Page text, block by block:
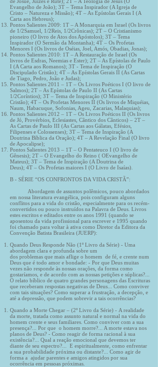
Evangelho de João); 3T – Tema Inspirador (A Igreja de
Cristo – Natureza e Missão); 4T – As Epístolas Gerais I (A
Carta aos Hebreus);
Pontos Salientes 2009: 1T – A Monarquia em Israel (Os livros
de 1/2Samuel, 1/2Reis, 1/2Crônicas); 2T – O Cristianismo
pioneiro (O livro de Atos dos Apóstolos); 3T – Tema
Inspirador (O Sermão da Montanha); 4T – Os Profetas
Menores I (Os livros de Oséias, Joel, Amós, Obadias, Jonas);
Pontos Salientes 2010: 1T – A Restauração de Israel (Os
livros de Esdras, Neemias e Ester); 2T – As Epístolas de Paulo
I (A Carta aos Romanos); 3T - Tema de Inspiração (O
Discipulado Cristão); 4T – As Epístolas Gerais II (As Cartas
de Tiago, Pedro, João e Judas);
Pontos Salientes 2011 – 1T – Os Livros Poéticos I (O livro de
Salmos); 2T – As Epístolas de Paulo II (As Cartas
1/2Coríntios); 3T – Tema de Inspiração (O Ministério
Cristão); 4T – Os Profetas Menores II (Os livros de Miquéias,
Naum, Habacuque, Sofonias, Ageu, Zacarias, Malaquias);
Pontos Salientes 2012 – 1T – Os Livros Poéticos II (Os livros
de Jó, Provérbios, Eclesiastes, Cântico dos Cânticos) – 2T –
As Cartas de Paulo III (As Cartas aos Gálatas, Efésios,
Filipenses e Colossenses); 3T – Tema de Inspiração (A
Doutrina Bíblica da Oração); 4T – A Revelação Final (O livro
de Apocalipse);
Pontos Salientes 2013 – 1T – O Pentateuco I (O livro de
Gênesis); 2T – O Evangelho do Reino ( OEvangelho de
Mateus); 3T – Tema de Inspiração (A Doutrina de
Deus); 4T – Os Profetas maiores I (O Livro de Isaías).
B - SÉRIE “OS CONFRONTOS DA VIDA CRISTÃ”:
Abordagem de assuntos polêmicos, pouco abordados
em nossa literatura evangélica, pois configuram alguns
conflitos para a vida do cristão, especialmente para os recém-
convertidos ou pouco instruídos na Palavra de Deus. Livros
estes escritos e editados entre os anos 1991 (quando se
aposentou da vida profissional para escrever e 1995 quando
foi chamado para voltar à ativa como Diretor da Editora da
Convenção Batista Brasileira (JUERP):
Quando Deus Responde Não (1º Livro da Série) - Uma
abordagem clara e profunda sobre um
dos problemas que mais aflige o homem de fé, e crente num
Deus que é todo amor e bondade: - Por que Deus muitas
vezes não responde às nossas orações, da forma como
gostaríamos, e de acordo com as nossas petições e súplicas?...
O relato bíblico de quatro grandes personagens das Escrituras
que receberam respostas negativas de Deus... Como conviver
com tais situações? Como superar a frustração, a decepção, e
até a depressão, que podem sobrevir a tais ocorrências?
Quando a Morte Chegar – (2º Livro da Série) - A realidade
da morte, tratada como assunto natural e normal na vida do
homem crente e seus familiares. Como conviver com a sua
presença?... Por que o homem morre?... A morte estava nos
planos de Deus? - Como reagir de forma racional à sua
existência?... Qual a reação emocional que devemos ter
diante de seu espectro?... E espiritualmente, como enfrentar
a sua probabilidade próxima ou distante?... Como agir de
forma a ajudar parentes e amigos atingidos por sua
ocorrência em pessoas próximas.